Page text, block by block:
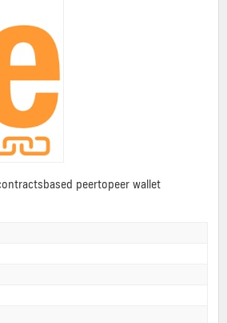
peertopeer wallet